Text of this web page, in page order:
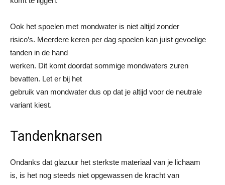
Ook het spoelen met mondwater is niet altijd zonder
risico’s. Meerdere keren per dag spoelen kan juist gevoelige
tanden in de hand
werken. Dit komt doordat sommige mondwaters zuren
bevatten. Let er bij het
gebruik van mondwater dus op dat je altijd voor de neutrale
variant kiest.
Tandenknarsen
Ondanks dat glazuur het sterkste materiaal van je lichaam
is, is het nog steeds niet opgewassen de kracht van